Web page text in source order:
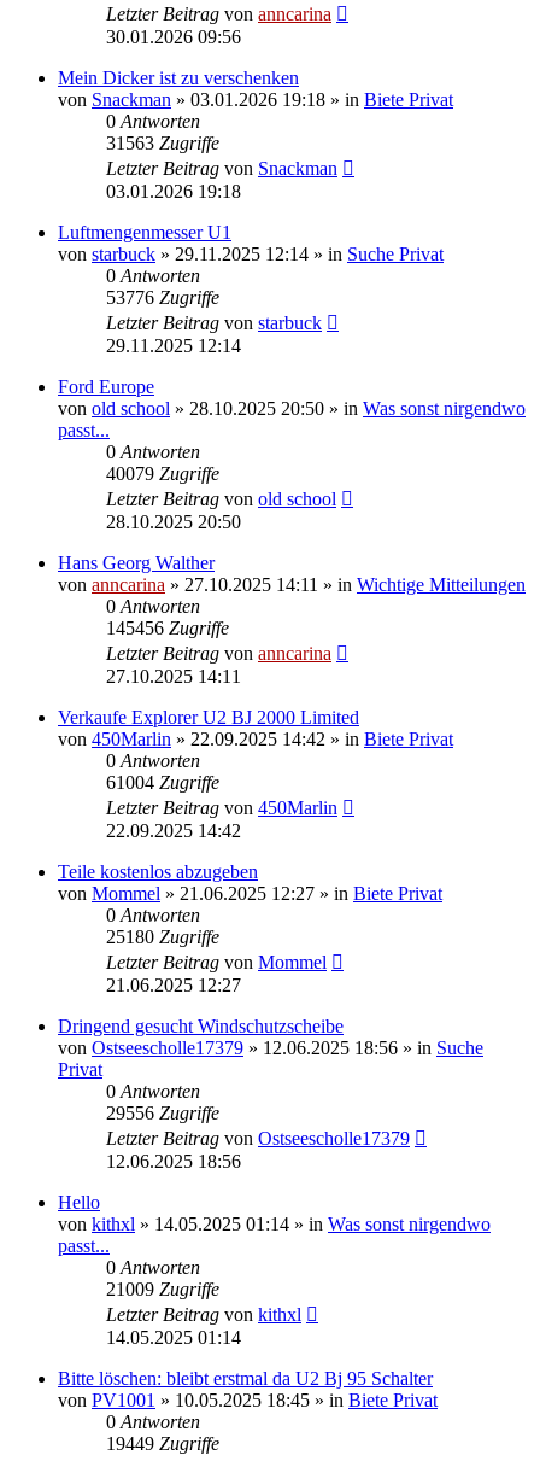
Letzter Beitrag von anncarina
30.01.2026 09:56
Mein Dicker ist zu verschenken
von Snackman » 03.01.2026 19:18 » in Biete Privat
0 Antworten
31563 Zugriffe
Letzter Beitrag von Snackman
03.01.2026 19:18
Luftmengenmesser U1
von starbuck » 29.11.2025 12:14 » in Suche Privat
0 Antworten
53776 Zugriffe
Letzter Beitrag von starbuck
29.11.2025 12:14
Ford Europe
von old school » 28.10.2025 20:50 » in Was sonst nirgendwo
passt...
0 Antworten
40079 Zugriffe
Letzter Beitrag von old school
28.10.2025 20:50
Hans Georg Walther
von anncarina » 27.10.2025 14:11 » in Wichtige Mitteilungen
0 Antworten
145456 Zugriffe
Letzter Beitrag von anncarina
27.10.2025 14:11
Verkaufe Explorer U2 BJ 2000 Limited
von 450Marlin » 22.09.2025 14:42 » in Biete Privat
0 Antworten
61004 Zugriffe
Letzter Beitrag von 450Marlin
22.09.2025 14:42
Teile kostenlos abzugeben
von Mommel » 21.06.2025 12:27 » in Biete Privat
0 Antworten
25180 Zugriffe
Letzter Beitrag von Mommel
21.06.2025 12:27
Dringend gesucht Windschutzscheibe
von Ostseescholle17379 » 12.06.2025 18:56 » in Suche
Privat
0 Antworten
29556 Zugriffe
Letzter Beitrag von Ostseescholle17379
12.06.2025 18:56
Hello
von kithxl » 14.05.2025 01:14 » in Was sonst nirgendwo
passt...
0 Antworten
21009 Zugriffe
Letzter Beitrag von kithxl
14.05.2025 01:14
Bitte löschen: bleibt erstmal da U2 Bj 95 Schalter
von PV1001 » 10.05.2025 18:45 » in Biete Privat
0 Antworten
19449 Zugriffe